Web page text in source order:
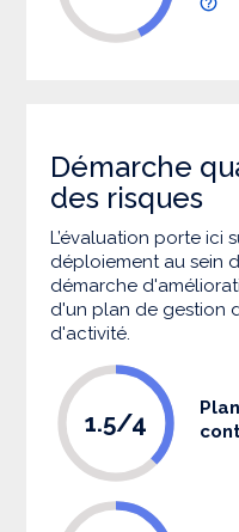
Démarche
des risques
L’évaluation porte ici
déploiement au sein
démarche
d'un plan de gestion
d'activité.
1.5/4